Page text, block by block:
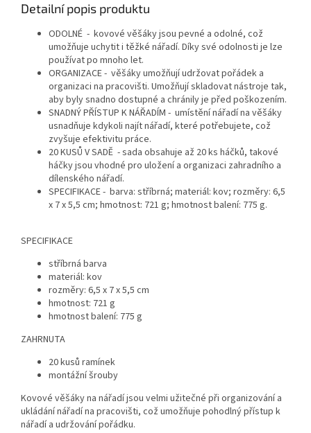
Detailní popis produktu
ODOLNÉ - kovové věšáky jsou pevné a odolné, což
umožňuje uchytit i těžké nářadí. Díky své odolnosti je lze
používat po mnoho let.
ORGANIZACE - věšáky umožňují udržovat pořádek a
organizaci na pracovišti. Umožňují skladovat nástroje tak,
aby byly snadno dostupné a chránily je před poškozením.
SNADNÝ PŘÍSTUP K NÁŘADÍM - umístění nářadí na věšáky
usnadňuje kdykoli najít nářadí, které potřebujete, což
zvyšuje efektivitu práce.
20 KUSŮ V SADĚ - sada obsahuje až 20 ks háčků, takové
háčky jsou vhodné pro uložení a organizaci zahradního a
dílenského nářadí.
SPECIFIKACE - barva: stříbrná; materiál: kov; rozměry: 6,5
x 7 x 5,5 cm; hmotnost: 721 g; hmotnost balení: 775 g.
SPECIFIKACE
stříbrná barva
materiál: kov
rozměry: 6,5 x 7 x 5,5 cm
hmotnost: 721 g
hmotnost balení: 775 g
ZAHRNUTA
20 kusů ramínek
montážní šrouby
Kovové věšáky na nářadí jsou velmi užitečné při organizování a
ukládání nářadí na pracovišti, což umožňuje pohodlný přístup k
nářadí a udržování pořádku.